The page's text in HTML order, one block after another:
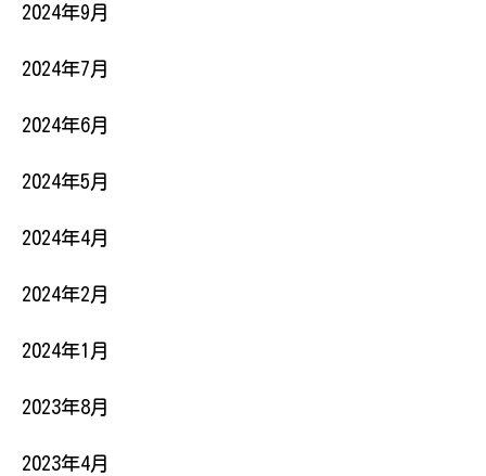
2024年9月
2024年7月
2024年6月
2024年5月
2024年4月
2024年2月
2024年1月
2023年8月
2023年4月